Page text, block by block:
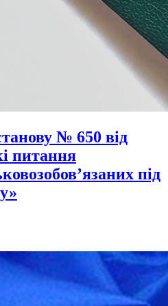
№ 650 від
питання
під